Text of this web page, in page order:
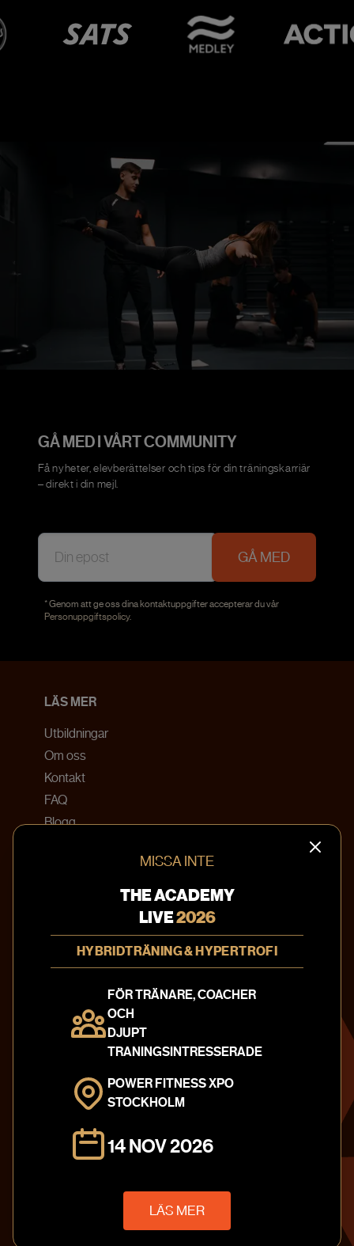
GÅ MED I VÅRT COMMUNITY
Få nyheter, elevberättelser och tips för din träningskarriär
– direkt i din mejl.
GÅ MED
* Genom att ge oss dina kontaktuppgifter accepterar du vår
Personuppgiftspolicy.
LÄS MER
Utbildningar
Om oss
Kontakt
FAQ
Blogg
info@theacademy.se
010-20 220 41
Integritetspolicy
MISSA INTE
THE ACADEMY
LIVE2026
HYBRIDTRÄNING & HYPERTROFI
FÖR TRÄNARE, COACHER
OCH
DJUPT
TRANINGSINTRESSERADE
POWER FITNESS XPO
STOCKHOLM
14 NOV 2026
LÄS MER